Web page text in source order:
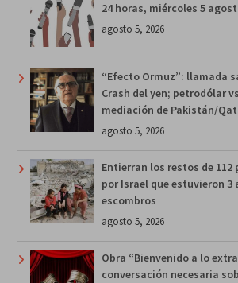
24 horas, miércoles 5
agosto 5, 2026
“Efecto Ormuz”: llamada
Crash del yen; petrodólar
mediación de Pakistán/
agosto 5, 2026
Entierran los restos de
por Israel que estuvieron 3
escombros
agosto 5, 2026
Obra “Bienvenido a lo
conversación necesaria